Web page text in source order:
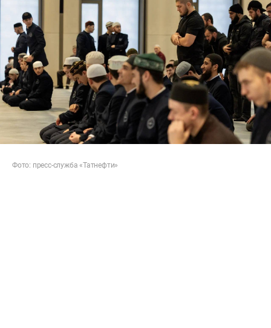
Фото: пресс-служба «Татнефти»